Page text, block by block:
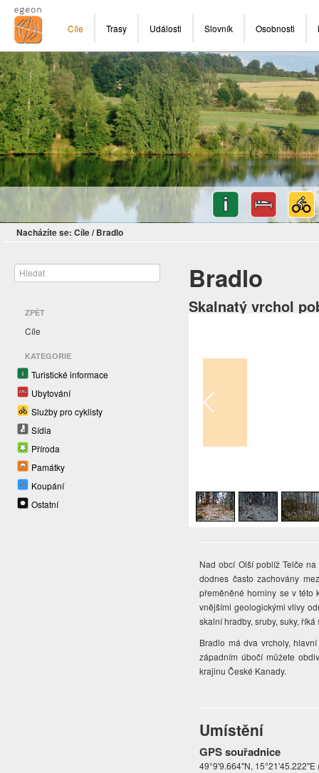
Cíle Trasy Události Slovník Osobnosti
Nacházíte se: Cíle/ Bradlo
ZPĚT
Cíle
KATEGORIE
Turistické informace
Ubytování
Služby pro cyklisty
Sídla
Příroda
Památky
Koupání
Ostatní
Bradlo
Skalnatý vrchol
Nad obcí Olší poblíž Telče
dodnes často zachovány
přeměněné horniny se v této
vnějšími geologickými vlivy
skalní hradby, sruby, suky,
Bradlo má dva vrcholy,
západním úbočí můžete
krajinu České Kanady.
Umístění
GPS souřadnice
49°9'9.664"N,